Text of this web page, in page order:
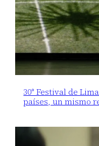
30° Festival de
países, un mismo